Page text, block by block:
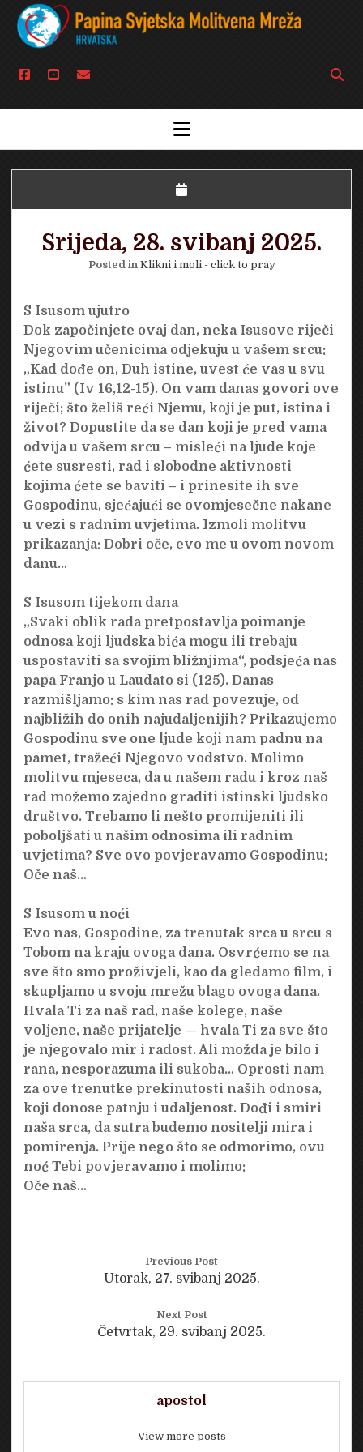
facebook
youtubeemail
Open
bar
open
menu
Srijeda, 28. svibanj 2025.
Posted in Klikni i moli - click to pray
S Isusom ujutro
Dok započinjete ovaj dan, neka Isusove riječi
Njegovim učenicima odjekuju u vašem srcu:
„Kad dođe on, Duh istine, uvest će vas u svu
istinu” (Iv 16,12-15). On vam danas govori ove
riječi; što želiš reći Njemu, koji je put, istina i
život? Dopustite da se dan koji je pred vama
odvija u vašem srcu – misleći na ljude koje
ćete susresti, rad i slobodne aktivnosti
kojima ćete se baviti – i prinesite ih sve
Gospodinu, sjećajući se ovomjesečne nakane
u vezi s radnim uvjetima. Izmoli molitvu
prikazanja: Dobri oče, evo me u ovom novom
danu…
S Isusom tijekom dana
„Svaki oblik rada pretpostavlja poimanje
odnosa koji ljudska bića mogu ili trebaju
uspostaviti sa svojim bližnjima“, podsjeća nas
papa Franjo u Laudato si (125). Danas
razmišljamo: s kim nas rad povezuje, od
najbližih do onih najudaljenijih? Prikazujemo
Gospodinu sve one ljude koji nam padnu na
pamet, tražeći Njegovo vodstvo. Molimo
molitvu mjeseca, da u našem radu i kroz naš
rad možemo zajedno graditi istinski ljudsko
društvo. Trebamo li nešto promijeniti ili
poboljšati u našim odnosima ili radnim
uvjetima? Sve ovo povjeravamo Gospodinu:
Oče naš…
S Isusom u noći
Evo nas, Gospodine, za trenutak srca u srcu s
Tobom na kraju ovoga dana. Osvrćemo se na
sve što smo proživjeli, kao da gledamo film, i
skupljamo u svoju mrežu blago ovoga dana.
Hvala Ti za naš rad, naše kolege, naše
voljene, naše prijatelje — hvala Ti za sve što
je njegovalo mir i radost. Ali možda je bilo i
rana, nesporazuma ili sukoba… Oprosti nam
za ove trenutke prekinutosti naših odnosa,
koji donose patnju i udaljenost. Dođi i smiri
naša srca, da sutra budemo nositelji mira i
pomirenja. Prije nego što se odmorimo, ovu
noć Tebi povjeravamo i molimo:
Oče naš…
Previous Post
Utorak, 27. svibanj 2025.
Next Post
Četvrtak, 29. svibanj 2025.
apostol
View more posts